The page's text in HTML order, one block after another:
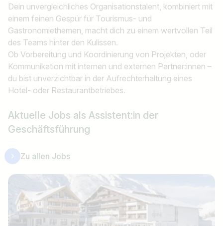
Dein unvergleichliches Organisationstalent, kombiniert mit
einem feinen Gespür für Tourismus- und
Gastronomiethemen, macht dich zu einem wertvollen Teil
des Teams hinter den Kulissen.
Ob Vorbereitung und Koordinierung von Projekten, oder
Kommunikation mit internen und externen Partner:innen –
du bist unverzichtbar in der Aufrechterhaltung eines
Hotel- oder Restaurantbetriebes.
Aktuelle Jobs als Assistent:in der
Geschäftsführung
Zu allen Jobs